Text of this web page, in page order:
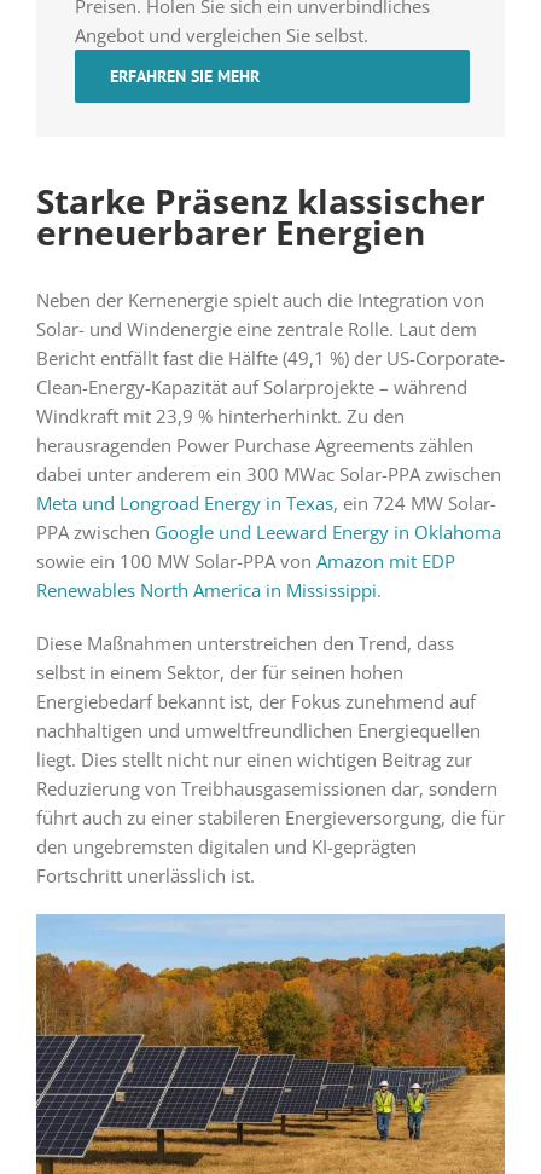
Preisen. Holen Sie sich ein unverbindliches
Angebot und vergleichen Sie selbst.
ERFAHREN SIE MEHR
Starke Präsenz klassischer
erneuerbarer Energien
Neben der Kernenergie spielt auch die Integration von
Solar- und Windenergie eine zentrale Rolle. Laut dem
Bericht entfällt fast die Hälfte (49,1 %) der US-Corporate-
Clean-Energy-Kapazität auf Solarprojekte – während
Windkraft mit 23,9 % hinterherhinkt. Zu den
herausragenden Power Purchase Agreements zählen
dabei unter anderem ein 300 MWac Solar-PPA zwischen
Meta und Longroad Energy in Texas, ein 724 MW Solar-
PPA zwischen Google und Leeward Energy in Oklahoma
sowie ein 100 MW Solar-PPA von Amazon mit EDP
Renewables North America in Mississippi.
Diese Maßnahmen unterstreichen den Trend, dass
selbst in einem Sektor, der für seinen hohen
Energiebedarf bekannt ist, der Fokus zunehmend auf
nachhaltigen und umweltfreundlichen Energiequellen
liegt. Dies stellt nicht nur einen wichtigen Beitrag zur
Reduzierung von Treibhausgasemissionen dar, sondern
führt auch zu einer stabileren Energieversorgung, die für
den ungebremsten digitalen und KI-geprägten
Fortschritt unerlässlich ist.